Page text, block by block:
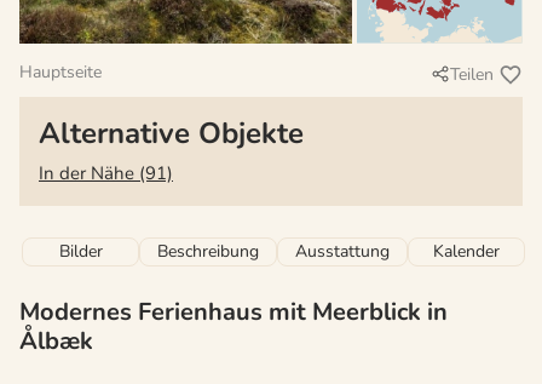
Hauptseite Teilen
Alternative Objekte
In der Nähe (91)
Bilder Beschreibung Ausstattung Kalender
Modernes Ferienhaus mit Meerblick in
Ålbæk